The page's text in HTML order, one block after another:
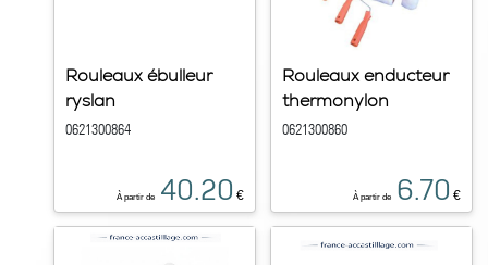
Rouleaux ébulleur
ryslan
0621300864
À partir de 40.20 €
Rouleaux enducteur
thermonylon
0621300860
À partir de 6.70 €